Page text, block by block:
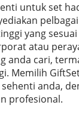
untuk set
yang
atau
anda cari,
Memilih
anda,
profesional.